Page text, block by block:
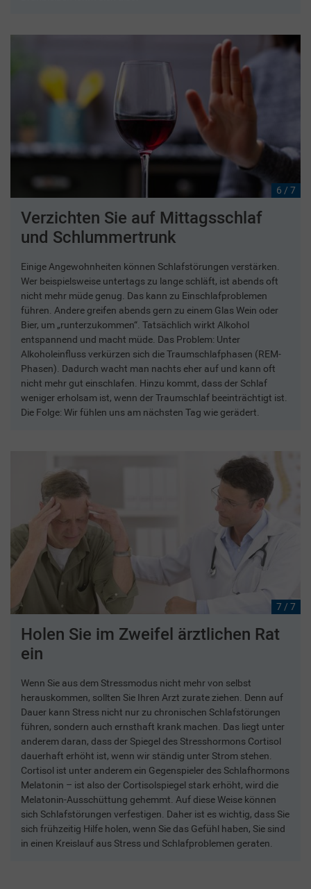
6 / 7
Verzichten Sie auf Mittagsschlaf
und Schlummertrunk
Einige Angewohnheiten können Schlafstörungen verstärken.
Wer beispielsweise untertags zu lange schläft, ist abends oft
nicht mehr müde genug. Das kann zu Einschlafproblemen
führen. Andere greifen abends gern zu einem Glas Wein oder
Bier, um „runterzukommen“. Tatsächlich wirkt Alkohol
entspannend und macht müde. Das Problem: Unter
Alkoholeinfluss verkürzen sich die Traumschlafphasen (REM-
Phasen). Dadurch wacht man nachts eher auf und kann oft
nicht mehr gut einschlafen. Hinzu kommt, dass der Schlaf
weniger erholsam ist, wenn der Traumschlaf beeinträchtigt ist.
Die Folge: Wir fühlen uns am nächsten Tag wie gerädert.
7 / 7
Holen Sie im Zweifel ärztlichen Rat
ein
Wenn Sie aus dem Stressmodus nicht mehr von selbst
herauskommen, sollten Sie Ihren Arzt zurate ziehen. Denn auf
Dauer kann Stress nicht nur zu chronischen Schlafstörungen
führen, sondern auch ernsthaft krank machen. Das liegt unter
anderem daran, dass der Spiegel des Stresshormons Cortisol
dauerhaft erhöht ist, wenn wir ständig unter Strom stehen.
Cortisol ist unter anderem ein Gegenspieler des Schlafhormons
Melatonin – ist also der Cortisolspiegel stark erhöht, wird die
Melatonin-Ausschüttung gehemmt. Auf diese Weise können
sich Schlafstörungen verfestigen. Daher ist es wichtig, dass Sie
sich frühzeitig Hilfe holen, wenn Sie das Gefühl haben, Sie sind
in einen Kreislauf aus Stress und Schlafproblemen geraten.